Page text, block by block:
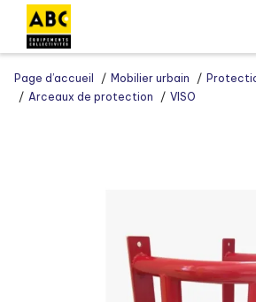
Page d’accueil Mobilier urbain
Arceaux de protection
VISO
Panneau de gestion des cookies